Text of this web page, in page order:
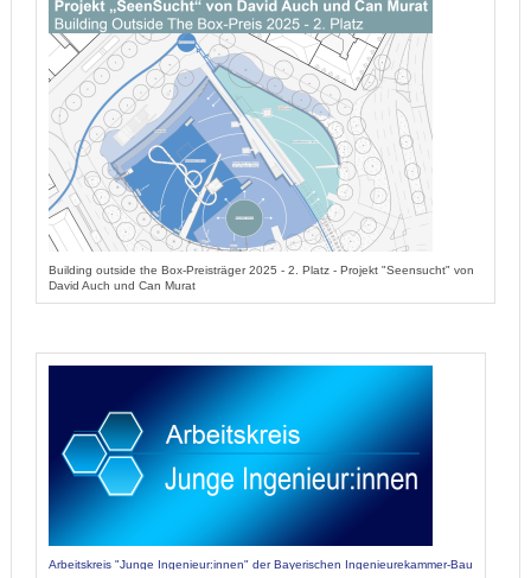
Building outside the Box-Preisträger 2025 - 2. Platz - Projekt "Seensucht" von
David Auch und Can Murat
Arbeitskreis "Junge Ingenieur:innen" der Bayerischen Ingenieurekammer-Bau